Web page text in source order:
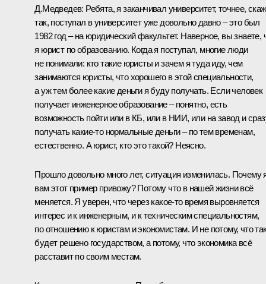
Д.Медведев: Ребята, я заканчивал университет, точнее,
так, поступал в университет уже довольно давно – это был
1982 год – на юридический факультет. Наверное, вы знаете,
я юрист по образованию. Когда я поступал, многие люди
не понимали: кто такие юристы и зачем я туда иду, чем
занимаются юристы, что хорошего в этой специальности,
а уж тем более какие деньги я буду получать. Если человек
получает инженерное образование – понятно, есть
возможность пойти или в КБ, или в НИИ, или на завод и
получать какие‑то нормальные деньги – по тем временам,
естественно. А юрист, кто это такой? Неясно.
Прошло довольно много лет, ситуация изменилась. Почему
вам этот пример привожу? Потому что в нашей жизни всё
меняется. Я уверен, что через какое‑то время выровняется
интерес и к инженерным, и к техническим специальностям,
по отношению к юристам и экономистам. И не потому, что
будет решено государством, а потому, что экономика всё
расставит по своим местам.